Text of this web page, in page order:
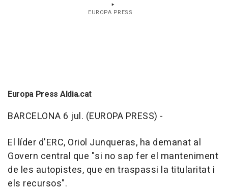
EUROPA PRESS
Europa Press Aldia.cat
BARCELONA 6 jul. (EUROPA PRESS) -
El líder d'ERC, Oriol Junqueras, ha demanat al
Govern central que "si no sap fer el manteniment
de les autopistes, que en traspassi la titularitat i
els recursos".